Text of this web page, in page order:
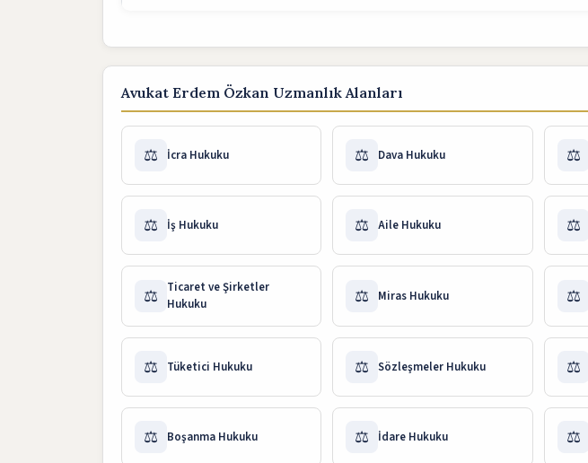
Avukat Erdem Özkan Uzmanlık Alanları
⚖️ İcra Hukuku ⚖️ Dava Hukuku ⚖️
⚖️ İş Hukuku ⚖️ Aile Hukuku ⚖️
⚖️
Ticaret ve Şirketler
Hukuku
⚖️ Miras Hukuku ⚖️
⚖️ Tüketici Hukuku ⚖️ Sözleşmeler Hukuku ⚖️
⚖️ Boşanma Hukuku ⚖️ İdare Hukuku ⚖️